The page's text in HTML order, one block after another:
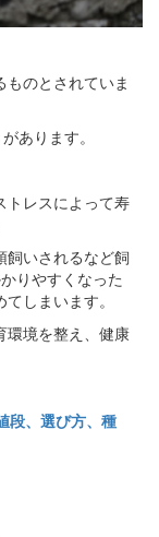
のとされていま
あります。
トレスによって寿
飼いされるなど飼
りやすくなった
しまいます。
環境を整え、健康
段、選び方、種